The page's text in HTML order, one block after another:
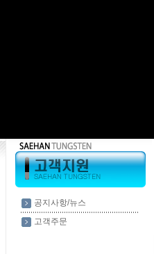
공지사항/뉴스
고객주문